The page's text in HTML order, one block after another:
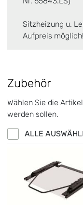
Sitzheizung u.
Aufpreis möglich!
Zubehör
Wählen Sie die
werden sollen.
ALLE